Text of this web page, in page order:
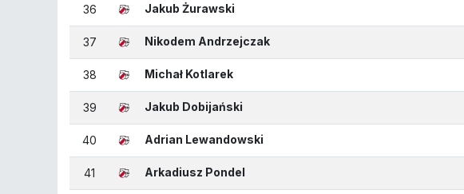
36 Jakub Żurawski
37 Nikodem Andrzejczak
38 Michał Kotlarek
39 Jakub Dobijański
40 Adrian Lewandowski
41 Arkadiusz Pondel